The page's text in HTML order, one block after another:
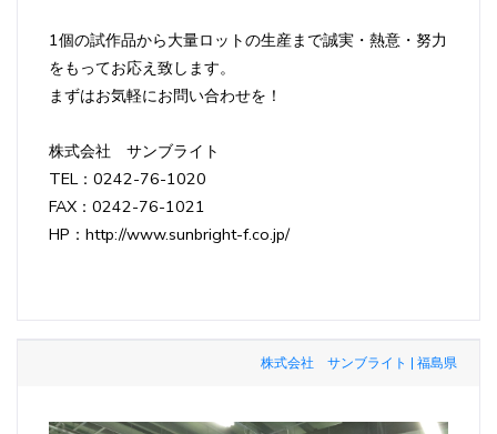
1個の試作品から大量ロットの生産まで誠実・熱意・努力
をもってお応え致します。
まずはお気軽にお問い合わせを！
株式会社 サンブライト
TEL：0242-76-1020
FAX：0242-76-1021
HP：http://www.sunbright-f.co.jp/
株式会社 サンブライト | 福島県